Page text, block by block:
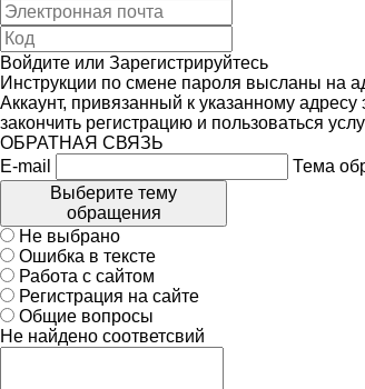
Войдите или Зарегистрируйтесь
Инструкции по смене пароля высланы на
Аккаунт, привязанный к указанному
закончить регистрацию и пользоваться
ОБРАТНАЯ СВЯЗЬ
E-mail
Тема
Выберите тему
обращения
Не выбрано
Ошибка в тексте
Работа с сайтом
Регистрация на сайте
Общие вопросы
Не найдено соответсвий